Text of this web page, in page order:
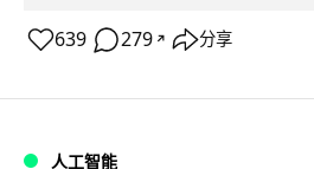
639 279 ↗ 分享
人工智能